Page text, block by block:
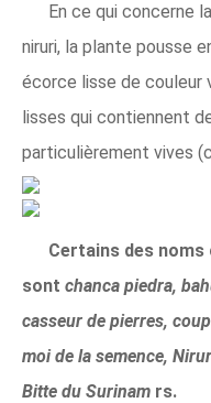
En ce qui concerne
niruri, la plante pousse
écorce lisse de couleur
lisses qui contiennent
particulièrement vives
Certains des
sont chanca piedra,
casseur de pierres,
moi de la semence,
Bitte du Surinam rs.